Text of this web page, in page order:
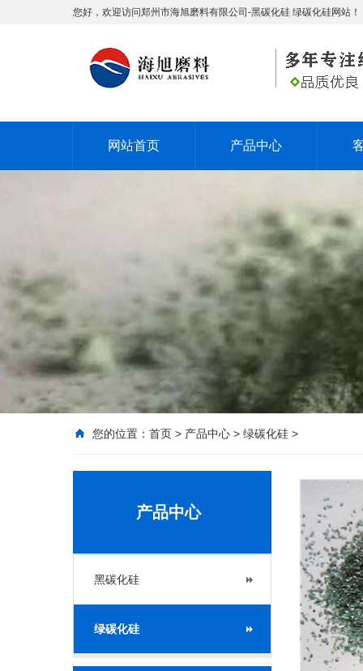
您好，欢迎访问郑州市海旭磨料有限公司-黑碳化硅 绿碳化硅网站！
网站首页 产品中心
您的位置： 首页 > 产品中心 > 绿碳化硅 >
产品中心
黑碳化硅
绿碳化硅